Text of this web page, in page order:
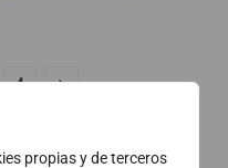
propias y de terceros
4